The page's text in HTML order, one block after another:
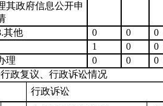
其政府信息公开申
其他 0 0
0
1 0
0
理
0 0
0
政复议、行政诉讼情况
行政诉讼